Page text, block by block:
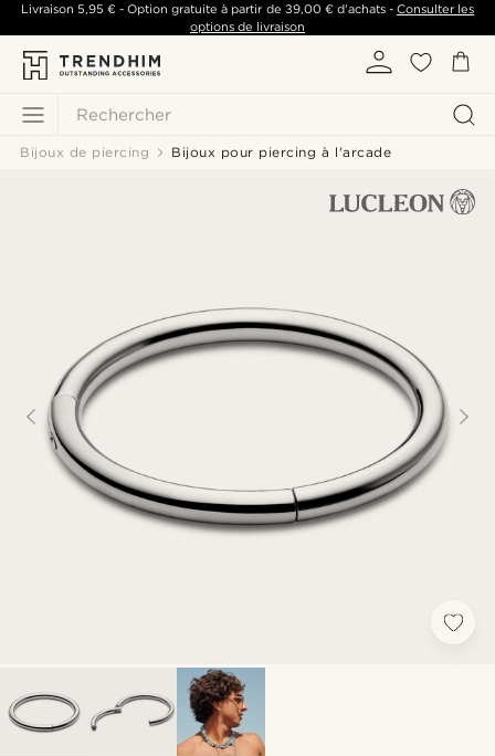
Rechercher
Livraison 5,95 €- Option gratuite à partir de 39,00 €d'achats -Consulter les
options de livraison
Bijoux de piercing Bijoux pour piercing à l'arcade